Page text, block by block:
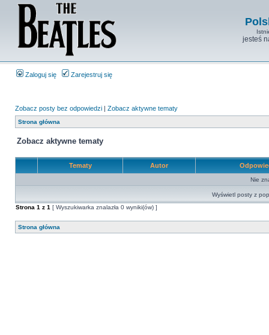
jesteś
Zaloguj się Zarejestruj się
Zobacz posty bez odpowiedzi | Zobacz aktywne tematy
Strona główna
Zobacz aktywne tematy
Tematy Autor
Nie
Wyświetl posty z
Strona 1 z 1 [ Wyszukiwarka znalazła 0 wyniki(ów) ]
Strona główna